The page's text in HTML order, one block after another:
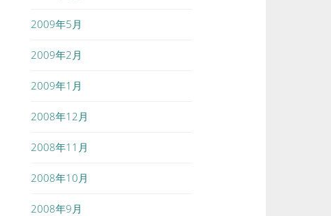
2009年5月
2009年2月
2009年1月
2008年12月
2008年11月
2008年10月
2008年9月